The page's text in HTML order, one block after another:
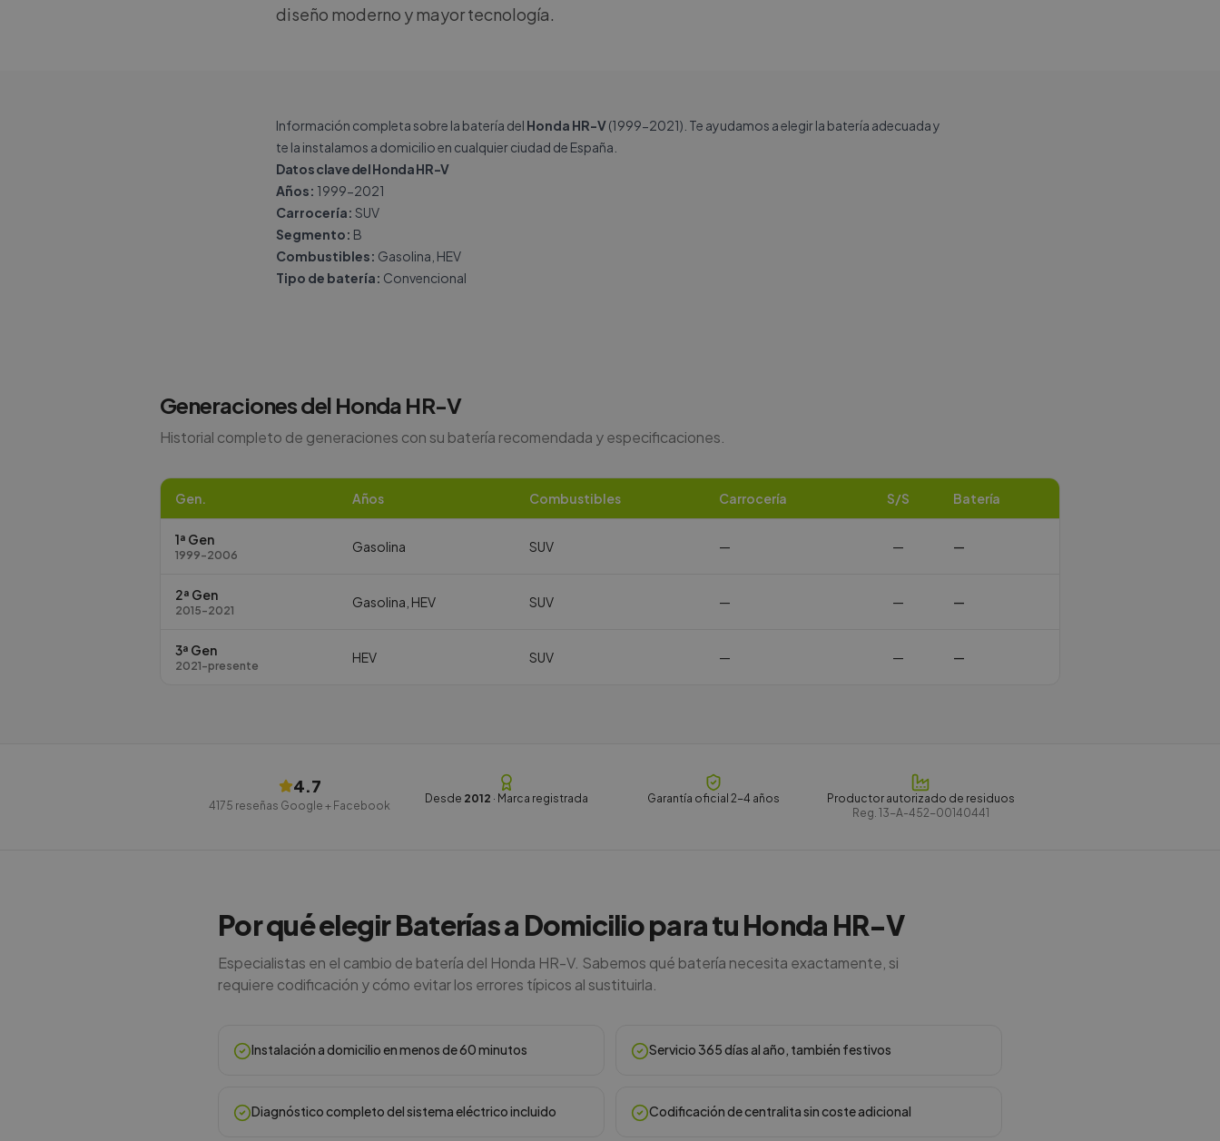
diseño moderno y mayor tecnología.
Información completa sobre la batería del Honda HR-V(1999-2021). Te ayudamos a elegir la batería adecuada y
te la instalamos a domicilio en cualquier ciudad de España.
Datos clave del Honda HR-V
Años: 1999-2021
Carrocería: SUV
Segmento: B
Combustibles: Gasolina, HEV
Tipo de batería: Convencional
Generaciones del Honda HR-V
Historial completo de generaciones con su batería recomendada y especificaciones.
Gen. Años Combustibles Carrocería S/S Batería
1ª Gen
1999-2006
Gasolina SUV — — —
2ª Gen
2015-2021
Gasolina, HEV SUV — — —
3ª Gen
2021-presente
HEV SUV — — —
4.7
4175 reseñas Google + Facebook
Desde 2012 · Marca registrada Garantía oficial 2-4 años
Productor autorizado de residuos
Reg. 13-A-452-00140441
Por qué elegir Baterías a Domicilio para tu Honda HR-V
Especialistas en el cambio de batería del Honda HR-V. Sabemos qué batería necesita exactamente, si
requiere codificación y cómo evitar los errores típicos al sustituirla.
Instalación a domicilio en menos de 60 minutos Servicio 365 días al año, también festivos
Diagnóstico completo del sistema eléctrico incluido Codificación de centralita sin coste adicional